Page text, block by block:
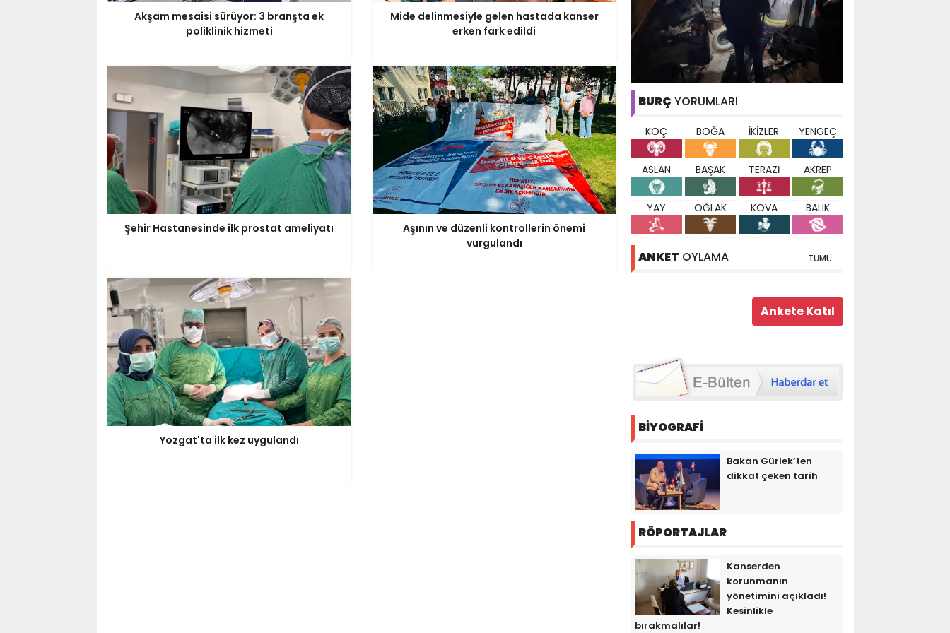
Akşam mesaisi sürüyor: 3 branşta ek
poliklinik hizmeti
Mide delinmesiyle gelen hastada kanser
erken fark edildi
Şehir Hastanesinde ilk prostat ameliyatı
Aşının ve düzenli kontrollerin önemi
vurgulandı
Yozgat'ta ilk kez uygulandı
BURÇ YORUMLARI
KOÇ BOĞA İKİZLER YENGEÇ
ASLAN BAŞAK TERAZİ AKREP
YAY OĞLAK KOVA BALIK
ANKET OYLAMA TÜMÜ
BİYOGRAFİ
Bakan Gürlek’ten
dikkat çeken tarih
RÖPORTAJLAR
Kanserden
korunmanın
yönetimini açıkladı!
Kesinlikle
bırakmalılar!